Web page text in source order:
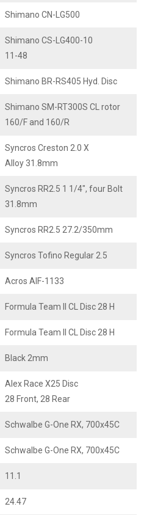
Shimano CN-LG500
Shimano CS-LG400-10
11-48
Shimano BR-RS405 Hyd. Disc
Shimano SM-RT300S CL rotor
160/F and 160/R
Syncros Creston 2.0 X
Alloy 31.8mm
Syncros RR2.5 1 1/4", four Bolt
31.8mm
Syncros RR2.5 27.2/350mm
Syncros Tofino Regular 2.5
Acros AIF-1133
Formula Team II CL Disc 28 H
Formula Team II CL Disc 28 H
Black 2mm
Alex Race X25 Disc
28 Front, 28 Rear
Schwalbe G-One RX, 700x45C
Schwalbe G-One RX, 700x45C
11.1
24.47